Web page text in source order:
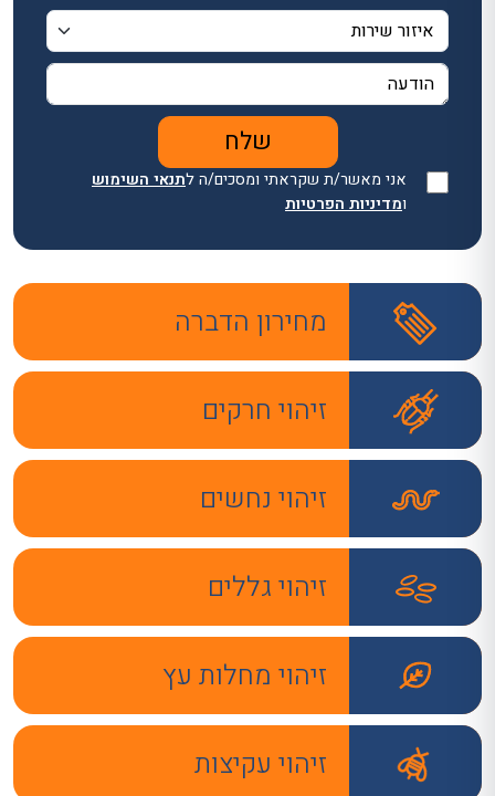
אני מאשר/ת שקראתי ומסכים/ה לתנאי השימוש
ומדיניות הפרטיות
מחירון הדברה
זיהוי חרקים
זיהוי נחשים
זיהוי גללים
זיהוי מחלות עץ
זיהוי עקיצות